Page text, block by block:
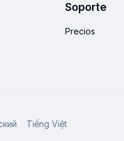
Soporte
Precios
Tiếng Việt